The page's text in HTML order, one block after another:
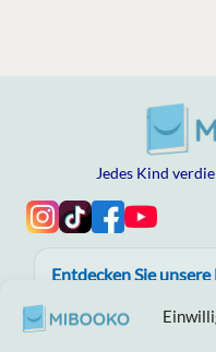
Jedes Kind
Entdecken Sie unsere
Hilfe, Vertrauen und